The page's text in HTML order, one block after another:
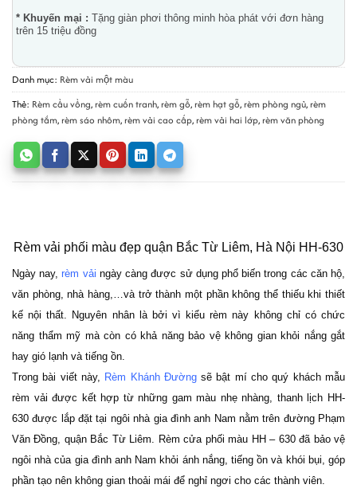
* Khuyến mại : Tặng giàn phơi thông minh hòa phát với đơn hàng
trên 15 triệu đồng
Danh mục: Rèm vải một màu
Thẻ: Rèm cầu vồng,rèm cuốn tranh,rèm gỗ,rèm hạt gỗ,rèm phòng ngủ,rèm
phòng tắm,rèm sáo nhôm,rèm vải cao cấp,rèm vải hai lớp,rèm văn phòng
Rèm vải phối màu đẹp quận Bắc Từ Liêm, Hà Nội HH-630
Ngày nay, rèm vải ngày càng được sử dụng phổ biến trong các căn hộ,
văn phòng, nhà hàng,…và trở thành một phần không thể thiếu khi thiết
kế nội thất. Nguyên nhân là bởi vì kiểu rèm này không chỉ có chức
năng thẩm mỹ mà còn có khả năng bảo vệ không gian khỏi nắng gắt
hay gió lạnh và tiếng ồn.
Trong bài viết này,
Rèm Khánh Đường sẽ bật mí cho quý khách mẫu
rèm vải được kết hợp từ những gam màu nhẹ nhàng, thanh lịch HH-
630 được lắp đặt tại ngôi nhà gia đình anh Nam nằm trên đường Phạm
Văn Đồng, quận Bắc Từ Liêm. Rèm cửa phối màu HH – 630 đã bảo vệ
ngôi nhà của gia đình anh Nam khỏi ánh nắng, tiếng ồn và khói bụi, góp
phần tạo nên không gian thoải mái để nghỉ ngơi cho các thành viên.